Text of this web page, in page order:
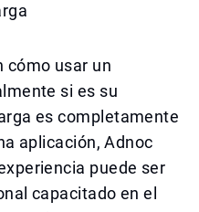
cómo usar un
si es su
es completamente
aplicación, Adnoc
puede ser
capacitado en el